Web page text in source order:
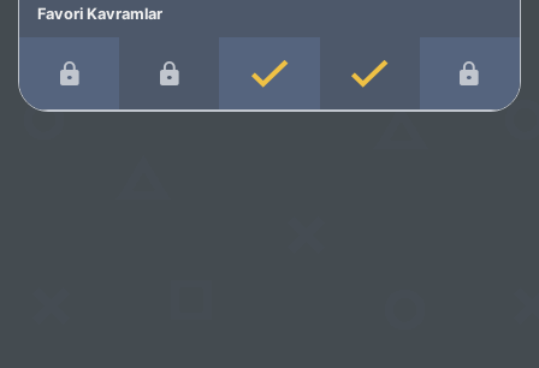
Favori Kavramlar